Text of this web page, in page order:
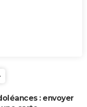
: envoyer